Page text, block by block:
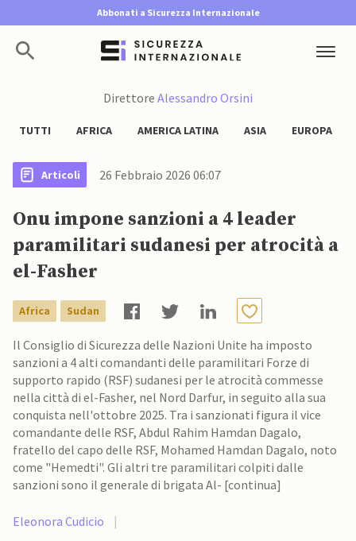
Abbonati a Sicurezza Internazionale
Direttore Alessandro Orsini
TUTTI AFRICA AMERICA LATINA ASIA EUROPA
Articoli 26 Febbraio 2026 06:07
Onu impone sanzioni a 4 leader
paramilitari sudanesi per atrocità a
el-Fasher
Africa Sudan
Il Consiglio di Sicurezza delle Nazioni Unite ha imposto
sanzioni a 4 alti comandanti delle paramilitari Forze di
supporto rapido (RSF) sudanesi per le atrocità commesse
nella città di el-Fasher, nel Nord Darfur, in seguito alla sua
conquista nell'ottobre 2025. Tra i sanzionati figura il vice
comandante delle RSF, Abdul Rahim Hamdan Dagalo,
fratello del capo delle RSF, Mohamed Hamdan Dagalo, noto
come "Hemedti". Gli altri tre paramilitari colpiti dalle
sanzioni sono il generale di brigata Al- [continua]
Eleonora Cudicio |